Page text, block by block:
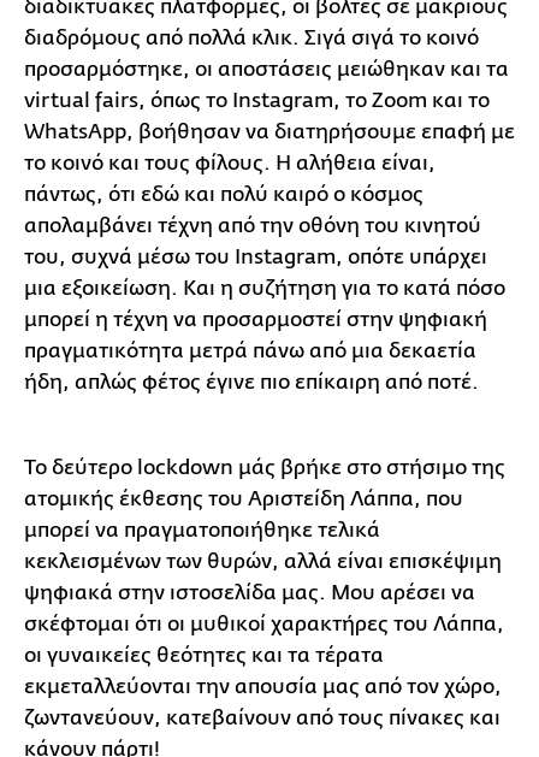
διαδικτυακές πλατφόρμες, οι βόλτες σε μακριούς
διαδρόμους από πολλά κλικ. Σιγά σιγά το κοινό
προσαρμόστηκε, οι αποστάσεις μειώθηκαν και τα
virtual fairs, όπως το Instagram, το Ζoom και το
WhatsApp, βοήθησαν να διατηρήσουμε επαφή με
το κοινό και τους φίλους. Η αλήθεια είναι,
πάντως, ότι εδώ και πολύ καιρό ο κόσμος
απολαμβάνει τέχνη από την οθόνη του κινητού
του, συχνά μέσω του Instagram, οπότε υπάρχει
μια εξοικείωση. Και η συζήτηση για το κατά πόσο
μπορεί η τέχνη να προσαρμοστεί στην ψηφιακή
πραγματικότητα μετρά πάνω από μια δεκαετία
ήδη, απλώς φέτος έγινε πιο επίκαιρη από ποτέ.
Το δεύτερο lockdown μάς βρήκε στο στήσιμο της
ατομικής έκθεσης του Αριστείδη Λάππα, που
μπορεί να πραγματοποιήθηκε τελικά
κεκλεισμένων των θυρών, αλλά είναι επισκέψιμη
ψηφιακά στην ιστοσελίδα μας. Μου αρέσει να
σκέφτομαι ότι οι μυθικοί χαρακτήρες του Λάππα,
οι γυναικείες θεότητες και τα τέρατα
εκμεταλλεύονται την απουσία μας από τον χώρο,
ζωντανεύουν, κατεβαίνουν από τους πίνακες και
κάνουν πάρτι!